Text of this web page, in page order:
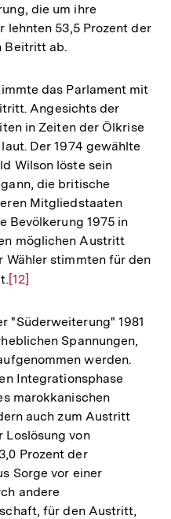
die um ihre
lehnten 53,5 Prozent der
Beitritt ab.
das Parlament mit
Angesichts der
in Zeiten der Ölkrise
Der 1974 gewählte
Wilson löste sein
die britische
Mitgliedstaaten
Bevölkerung 1975 in
möglichen Austritt
Wähler stimmten für den
Zur
der
Fußnote
[12]
"Süderweiterung" 1981
Spannungen,
werden.
Integrationsphase
marokkanischen
auch zum Austritt
Loslösung von
Prozent der
Sorge vor einer
andere
für den Austritt,